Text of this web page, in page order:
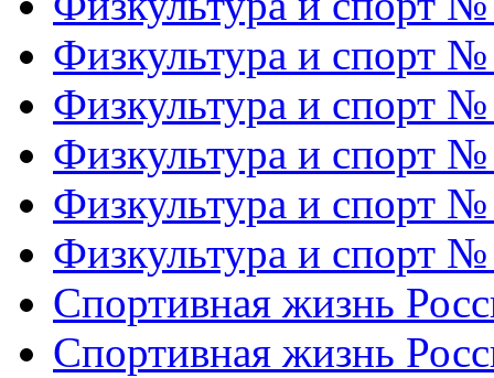
Физкультура и спорт
Физкультура и спорт
Физкультура и спорт
Физкультура и спорт
Физкультура и спорт
Спортивная жизнь
Спортивная жизнь